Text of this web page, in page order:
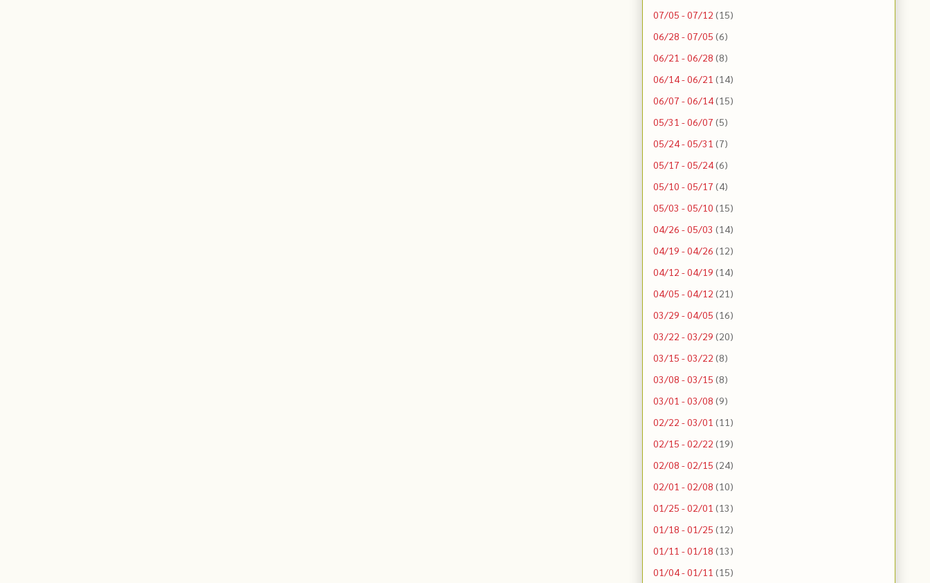
07/05 - 07/12 (15)
06/28 - 07/05 (6)
06/21 - 06/28 (8)
06/14 - 06/21 (14)
06/07 - 06/14(15)
05/31 - 06/07 (5)
05/24 - 05/31 (7)
05/17 - 05/24(6)
05/10 - 05/17 (4)
05/03 - 05/10 (15)
04/26 - 05/03 (14)
04/19 - 04/26 (12)
04/12 - 04/19 (14)
04/05 - 04/12 (21)
03/29 - 04/05 (16)
03/22 - 03/29 (20)
03/15 - 03/22 (8)
03/08 - 03/15 (8)
03/01 - 03/08 (9)
02/22 - 03/01 (11)
02/15 - 02/22 (19)
02/08 - 02/15 (24)
02/01 - 02/08 (10)
01/25 - 02/01 (13)
01/18 - 01/25 (12)
01/11 - 01/18 (13)
01/04 - 01/11 (15)